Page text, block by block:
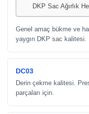
DKP Sac Ağırlık
Genel amaç bükme ve
yaygın DKP sac kalitesi.
DC03
Derin çekme kalitesi.
parçaları için.